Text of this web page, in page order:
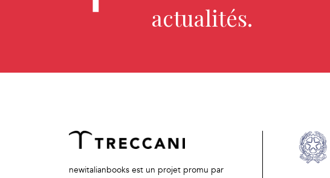
actualités.
newitalianbooks est un projet promu par